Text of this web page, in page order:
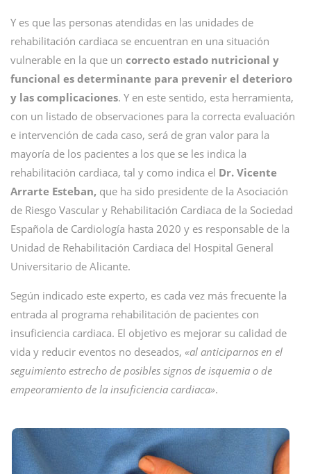
Y es que las personas atendidas en las unidades de
rehabilitación cardiaca se encuentran en una situación
vulnerable en la que un correcto estado nutricional y
funcional es determinante para prevenir el deterioro
y las complicaciones. Y en este sentido, esta herramienta,
con un listado de observaciones para la correcta evaluación
e intervención de cada caso, será de gran valor para la
mayoría de los pacientes a los que se les indica la
rehabilitación cardiaca, tal y como indica el Dr. Vicente
Arrarte Esteban, que ha sido presidente de la Asociación
de Riesgo Vascular y Rehabilitación Cardiaca de la Sociedad
Española de Cardiología hasta 2020 y es responsable de la
Unidad de Rehabilitación Cardiaca del Hospital General
Universitario de Alicante.
Según indicado este experto, es cada vez más frecuente la
entrada al programa rehabilitación de pacientes con
insuficiencia cardiaca. El objetivo es mejorar su calidad de
vida y reducir eventos no deseados, «al anticiparnos en el
seguimiento estrecho de posibles signos de isquemia o de
empeoramiento de la insuficiencia cardiaca».